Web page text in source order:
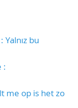
bu
:
me op is het zo